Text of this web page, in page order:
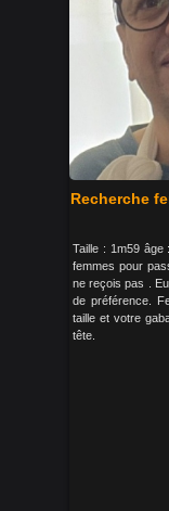
Recherche
Taille : 1m59
femmes pour
ne reçois pas .
de préférence.
taille et votre
tête.